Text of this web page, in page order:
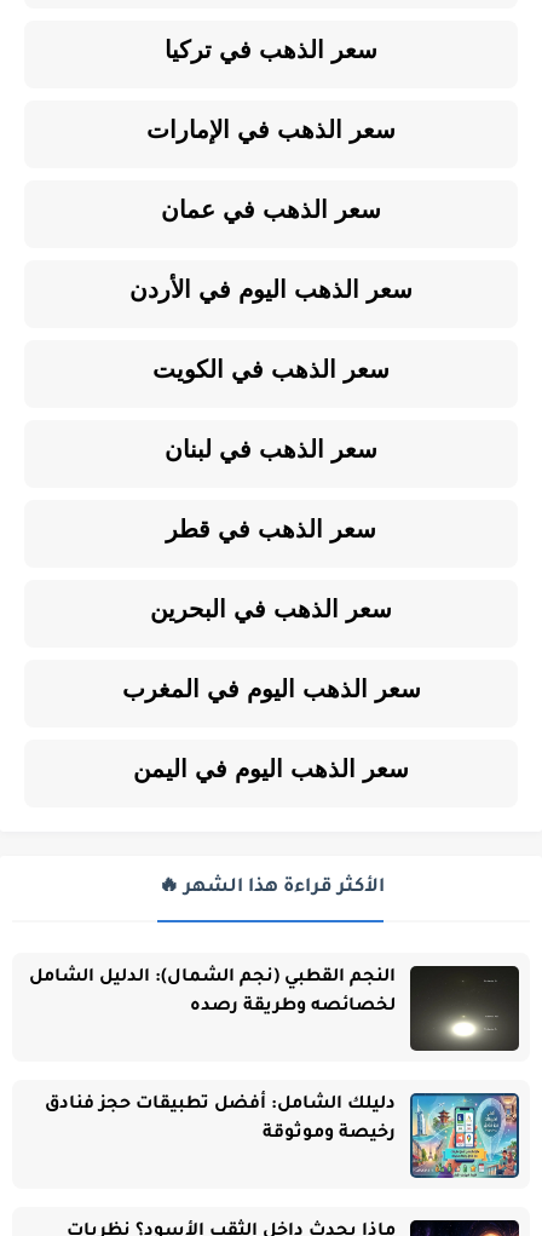
سعر الذهب في تركيا
سعر الذهب في الإمارات
سعر الذهب في عمان
سعر الذهب اليوم في الأردن
سعر الذهب في الكويت
سعر الذهب في لبنان
سعر الذهب في قطر
سعر الذهب في البحرين
سعر الذهب اليوم في المغرب
سعر الذهب اليوم في اليمن
الأكثر قراءة هذا الشهر 🔥
النجم القطبي (نجم الشمال): الدليل الشامل
لخصائصه وطريقة رصده
دليلك الشامل: أفضل تطبيقات حجز فنادق
رخيصة وموثوقة